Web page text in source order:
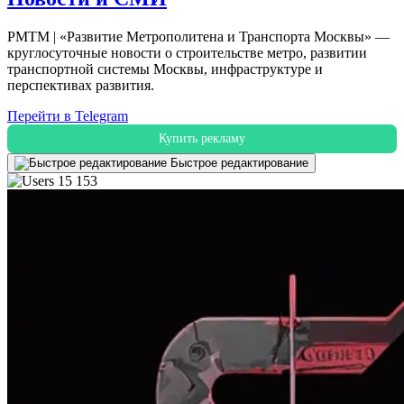
РМТМ | «Развитие Метрополитена и Транспорта Москвы» —
круглосуточные новости о строительстве метро, развитии
транспортной системы Москвы, инфраструктуре и
перспективах развития.
Перейти в Telegram
Купить рекламу
Быстрое редактирование
15 153